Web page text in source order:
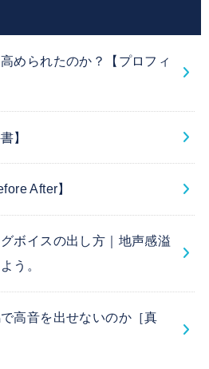
められたのか？【プロフィ
】
After】
ボイスの出し方｜地声感溢
う。
高音を出せないのか［真